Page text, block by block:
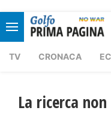
TV CRONACA
La ricerca